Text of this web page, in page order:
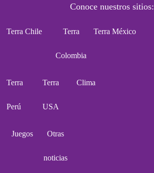
Conoce nuestros sitios:
Terra Chile Terra
Colombia
Terra México
Terra
Perú
Terra
USA
Clima
Juegos Otras
noticias